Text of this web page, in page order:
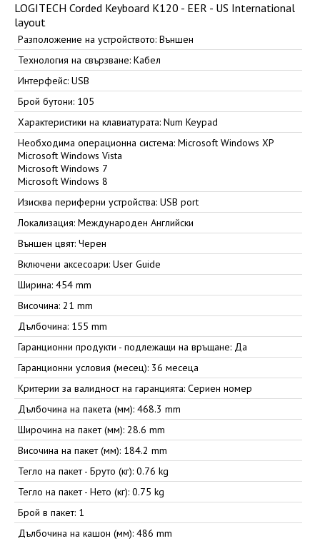
LOGITECH Corded Keyboard K120 - EER - US International
layout
Разположение на устройството: Външен
Технология на свързване: Кабел
Интерфейс: USB
Брой бутони: 105
Характеристики на клавиатурата: Num Keypad
Необходима операционна система: Microsoft Windows XP
Microsoft Windows Vista
Microsoft Windows 7
Microsoft Windows 8
Изисква периферни устройства: USB port
Локализация: Международен Английски
Външен цвят: Черен
Включени аксесоари: User Guide
Ширина: 454 mm
Височина: 21 mm
Дълбочина: 155 mm
Гаранционни продукти - подлежащи на връщане: Да
Гаранционни условия (месец): 36 месеца
Критерии за валидност на гаранцията: Сериен номер
Дълбочина на пакета (мм): 468.3 mm
Широчина на пакет (мм): 28.6 mm
Височина на пакет (мм): 184.2 mm
Тегло на пакет - Бруто (кг): 0.76 kg
Тегло на пакет - Нето (кг): 0.75 kg
Брой в пакет: 1
Дълбочина на кашон (мм): 486 mm